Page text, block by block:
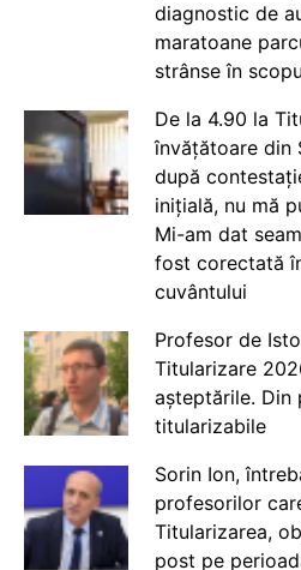
diagnostic de
maratoane
strânse în
De la 4.90 la
învățătoare din
după
inițială, nu mă
Mi-am dat
fost corectată
cuvântului
Profesor de
Titularizare
așteptările. Din
titularizabile
Sorin Ion,
profesorilor
Titularizarea,
post pe